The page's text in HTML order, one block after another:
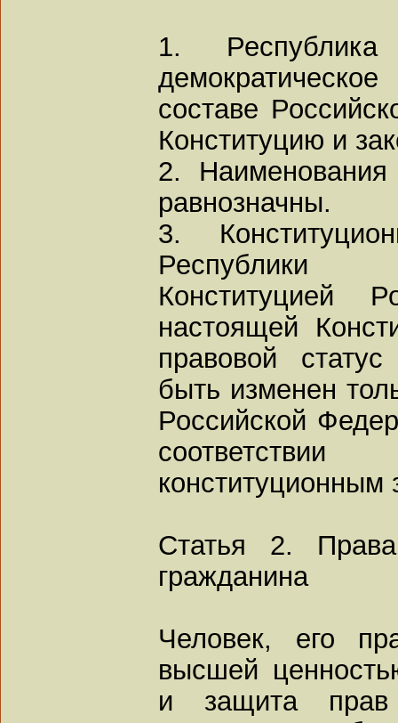
1.
составе
Конституцию и
2.
равнозначны.
3.
Республики
Конституцией
настоящей
правовой
быть изменен
Российской
конституционным
Статья 2.
гражданина
Человек, его
высшей
и защита